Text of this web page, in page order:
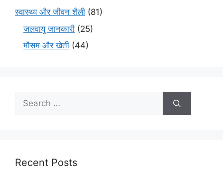
स्वास्थ्य और जीवन शैली (81)
जलवायु जानकारी (25)
मौसम और खेती (44)
Recent Posts